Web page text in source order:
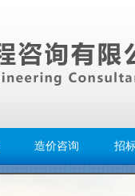
造价咨询 招